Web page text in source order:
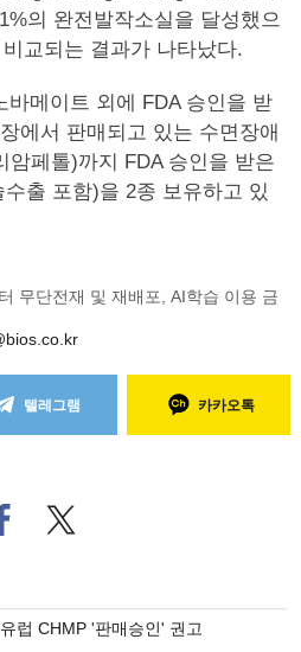
의 완전발작소실을 달성했으
교되는 결과가 나타났다.
바메이트 외에 FDA 승인을 받
에서 판매되고 있는 수면장애
암페톨)까지 FDA 승인을 받은
출 포함)을 2종 보유하고 있
무단전재 및 재배포, AI학습 이용 금
텔레그램 카카오톡
로
트위
터로
럽 CHMP '판매승인' 권고